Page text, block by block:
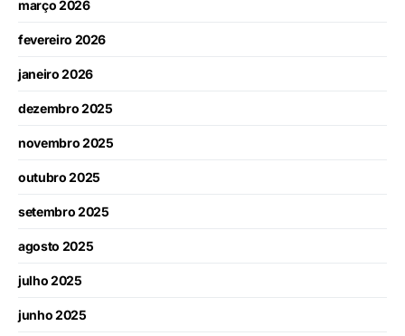
março 2026
fevereiro 2026
janeiro 2026
dezembro 2025
novembro 2025
outubro 2025
setembro 2025
agosto 2025
julho 2025
junho 2025